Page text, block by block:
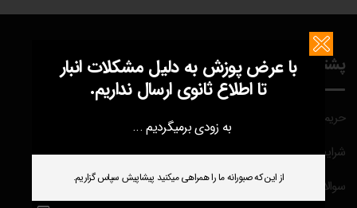
پشتیبانی و تماس
حریم خصوصی
شرایط و ضوابط
سوالات متداول
با عرض پوزش به دلیل مشکلات انبار
تا اطلاع ثانوی ارسال نداریم.
به زودی برمیگردیم ...
از این که صبورانه ما را همراهی میکنید پیشاپیش سپاس گزاریم.